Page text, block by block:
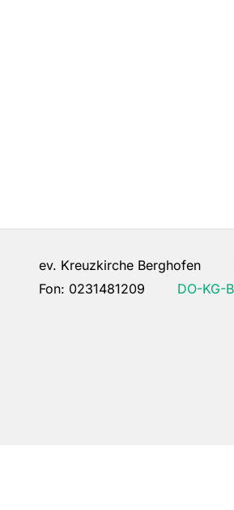
ev. Kreuzkirche Berghofen
Fon: 0231481209 DO-KG-